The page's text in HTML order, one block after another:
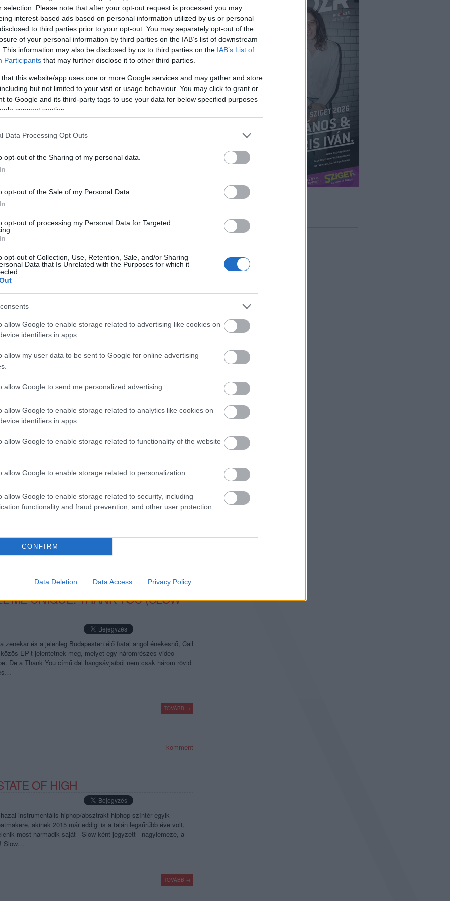
selection. Please note that after your opt-out request is processed you may
interest-based ads based on personal information utilized by us or personal
to third parties prior to your opt-out. You may separately opt-out of the
of your personal information by third parties on the IAB’s list of downstream
This information may also be disclosed by us to third parties on the IAB’s List of
Participants that may further disclose it to other third parties.
that this website/app uses one or more Google services and may gather and store
but not limited to your visit or usage behaviour. You may click to grant or
to Google and its third-party tags to use your data for below specified purposes
consent section.
Data Processing Opt Outs
opt-out of the Sharing of my personal data.
opt-out of the Sale of my Personal Data.
opt-out of processing my Personal Data for Targeted
opt-out of Collection, Use, Retention, Sale, and/or Sharing
Data that Is Unrelated with the Purposes for which it
allow Google to enable storage related to advertising like cookies on
identifiers in apps.
allow my user data to be sent to Google for online advertising
allow Google to send me personalized advertising.
allow Google to enable storage related to analytics like cookies on
identifiers in apps.
allow Google to enable storage related to functionality of the website
allow Google to enable storage related to personalization.
allow Google to enable storage related to security, including
functionality and fraud prevention, and other user protection.
CONFIRM
Data Deletion Data Access Privacy Policy
TOVÁBB →
UK garageone-ab tinkslow village glsch büki balázs
komment
– SLOW VILLAGE: „BE
ötödik évadában támogatott induló előadók sorából
kiemelkedik a Slow Village. A lemezkészítés
kérdeztük őket – Slow és Goulasch pedig válaszol!
program
2000TIZENVALAHÁNY
absztrakt hiphop beatmaker Slow alig egy éve adta ki
egy Amoeba/Call Me Unique-trekket, Zomblaze-zel
komment
ME UNIQUE: THANK YOU (SLOW
zenekar és a jelenleg Budapesten élő fiatal angol énekesnő, Call
EP-t jelentetnek meg, melyet egy háromrészes video
De a Thank You című dal hangsávjaiból nem csak három rövid
TOVÁBB →
komment
OF HIGH
instrumentális hiphop/absztrakt hiphop színtér egyik
akinek 2015 már eddigi is a talán legsűrűbb éve volt,
most harmadik saját - Slow-ként jegyzett - nagylemeze, a
Slow…
TOVÁBB →
BELÉPÉS